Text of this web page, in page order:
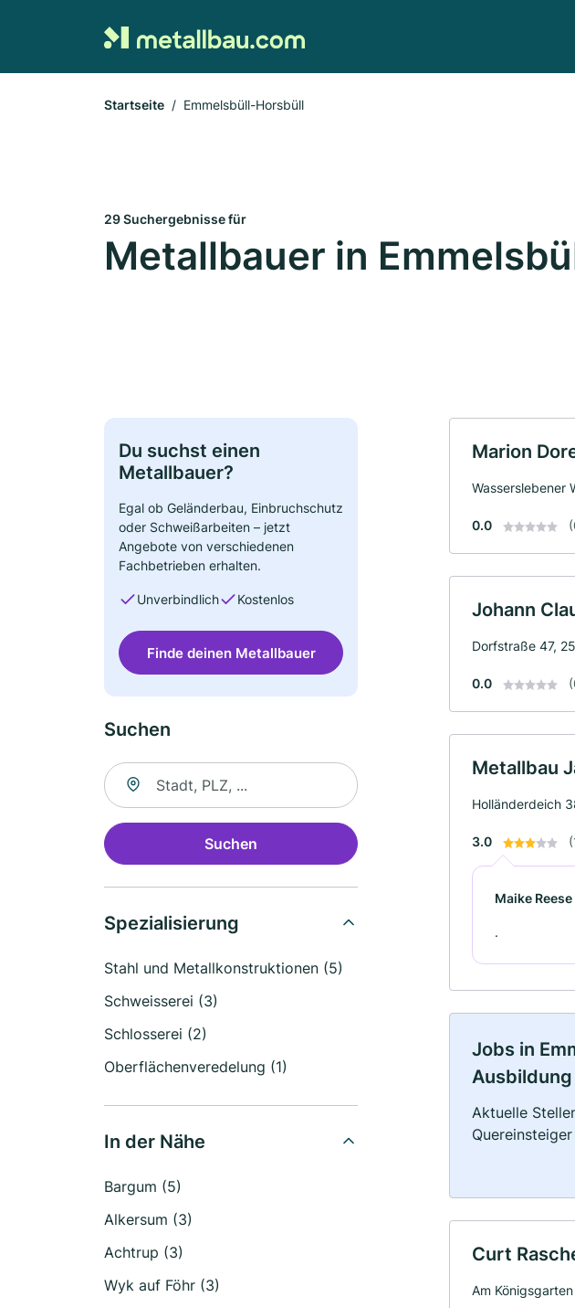
Startseite Emmelsbüll-Horsbüll
29 Suchergebnisse für
Metallbauer in
Du suchst einen
Metallbauer?
Egal ob Geländerbau, Einbruchschutz
oder Schweißarbeiten – jetzt
Angebote von verschiedenen
Fachbetrieben erhalten.
Unverbindlich Kostenlos
Finde deinen Metallbauer
Suchen
Suche nach Ort
Suchen
Spezialisierung
Stahl und Metallkonstruktionen (5)
Schweisserei (3)
Schlosserei (2)
Oberflächenveredelung (1)
In der Nähe
Bargum (5)
Alkersum (3)
Achtrup (3)
Wyk auf Föhr (3)
Marion
Wasserslebener
0.0
Johann
Dorfstraße 47,
0.0
Metallbau
Holländerdeich
3.0
Maike Reese
.
Jobs in
Ausbildung
Aktuelle
Curt
Am